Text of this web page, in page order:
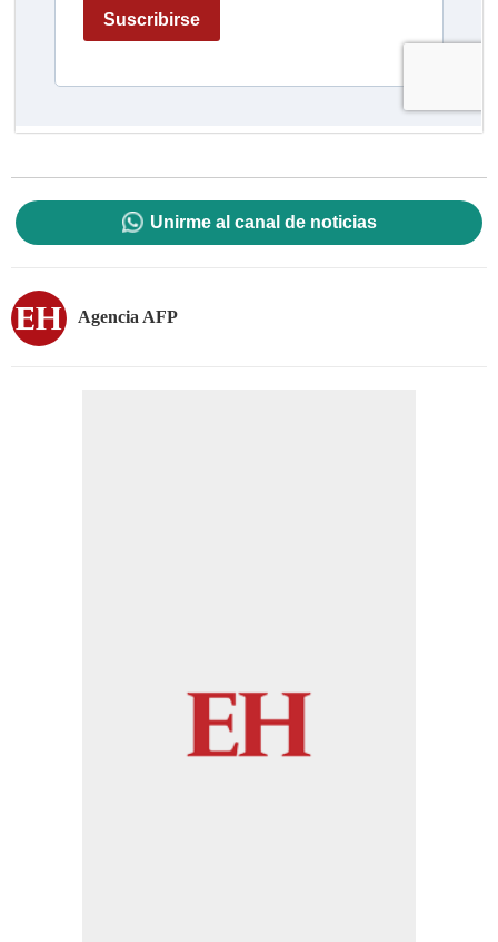
Unirme al canal de noticias
Agencia AFP